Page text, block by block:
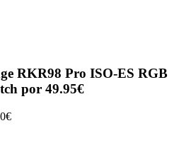
RKR98 Pro ISO-ES RGB
por 49.95€